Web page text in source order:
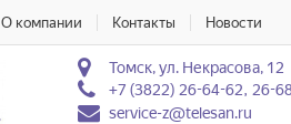
О компании Контакты Новости
Томск, ул. Некрасова, 12
+7 (3822) 26-64-62, 26-
service-z@telesan.ru